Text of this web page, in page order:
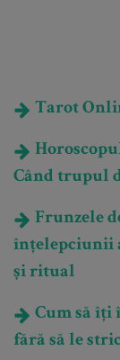
Tarot
Când trupul
Frunzele
înțelepciunii
și ritual
Cum să îți
fără să le